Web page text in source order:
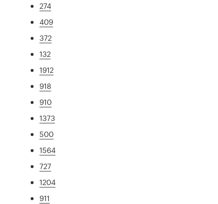
274
409
372
132
1912
918
910
1373
500
1564
727
1204
911